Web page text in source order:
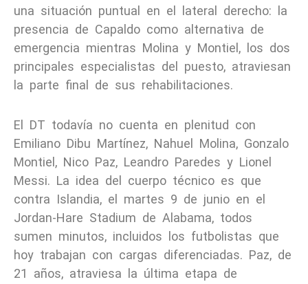
una situación puntual en el lateral derecho: la
presencia de Capaldo como alternativa de
emergencia mientras Molina y Montiel, los dos
principales especialistas del puesto, atraviesan
la parte final de sus rehabilitaciones.
El DT todavía no cuenta en plenitud con
Emiliano Dibu Martínez, Nahuel Molina, Gonzalo
Montiel, Nico Paz, Leandro Paredes y Lionel
Messi. La idea del cuerpo técnico es que
contra Islandia, el martes 9 de junio en el
Jordan-Hare Stadium de Alabama, todos
sumen minutos, incluidos los futbolistas que
hoy trabajan con cargas diferenciadas. Paz, de
21 años, atraviesa la última etapa de